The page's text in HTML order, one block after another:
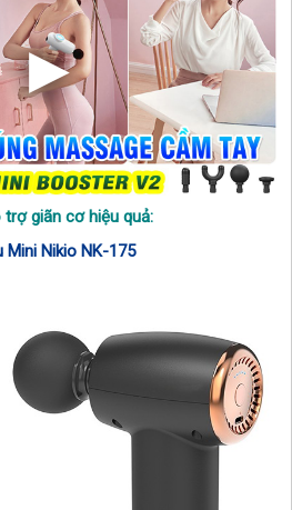
giãn cơ hiệu quả:
Mini Nikio NK-175